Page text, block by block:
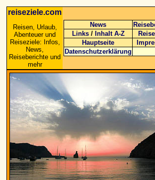
reiseziele.com
Reisen, Urlaub,
Abenteuer und
Reiseziele: Infos,
News,
Reiseberichte und
mehr
News
Links / Inhalt A-Z
Hauptseite
Datenschutzerklärung